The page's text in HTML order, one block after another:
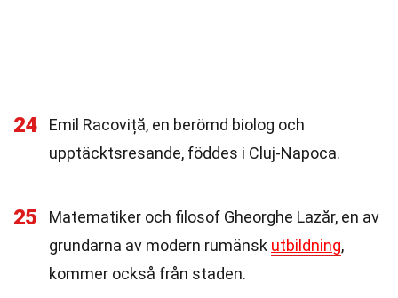
24
Emil Racoviță, en berömd biolog och
upptäcktsresande, föddes i Cluj-Napoca.
25
Matematiker och filosof Gheorghe Lazăr, en av
grundarna av modern rumänsk utbildning,
kommer också från staden.